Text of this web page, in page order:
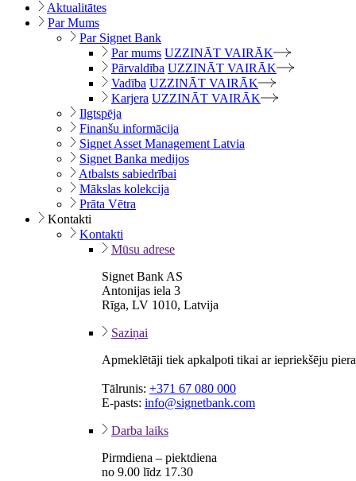
Aktualitātes
Par Mums
Par Signet Bank
Par mums UZZINĀT VAIRĀK
Pārvaldība UZZINĀT VAIRĀK
Vadība UZZINĀT VAIRĀK
Karjera UZZINĀT VAIRĀK
Ilgtspēja
Finanšu informācija
Signet Asset Management Latvia
Signet Banka medijos
Atbalsts sabiedrībai
Mākslas kolekcija
Prāta Vētra
Kontakti
Kontakti
Mūsu adrese
Signet Bank AS
Antonijas iela 3
Rīga, LV 1010, Latvija
Saziņai
Apmeklētāji tiek apkalpoti tikai ar iepriekšēju
Tālrunis: +371 67 080 000
E-pasts: info@signetbank.com
Darba laiks
Pirmdiena – piektdiena
no 9.00 līdz 17.30